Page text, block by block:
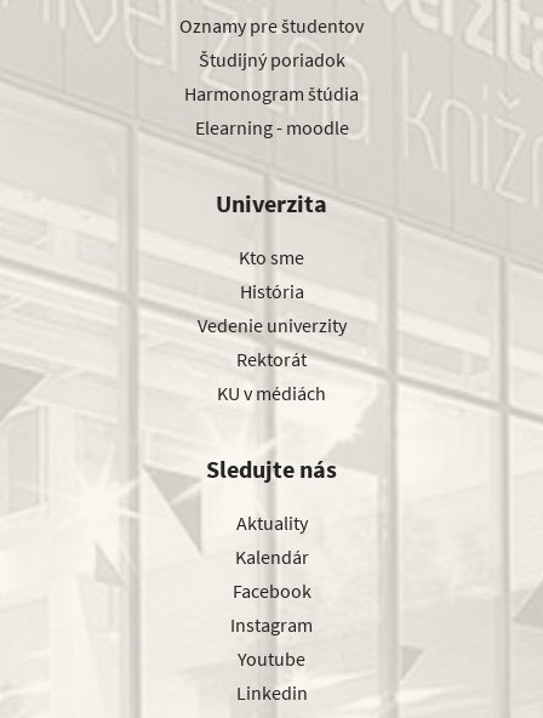
Oznamy pre študentov
Študijný poriadok
Harmonogram štúdia
Elearning - moodle
Univerzita
Kto sme
História
Vedenie univerzity
Rektorát
KU v médiách
Sledujte nás
Aktuality
Kalendár
Facebook
Instagram
Youtube
Linkedin